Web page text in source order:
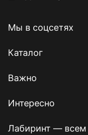
Мы в соцсетях
Каталог
Важно
Интересно
Лабиринт — всем